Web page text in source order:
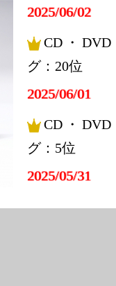
2025/06/02
CD・
グ：20位
2025/06/01
CD・
グ：5位
2025/05/31
総合ラン